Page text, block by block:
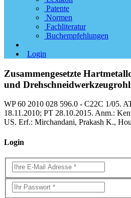
Patente
Normen
Fachliteratur
Buchempfehlungen
Login
Zusammengesetzte
und
WP 60 2010 028 596.0 - C22C 1/05.
18.11.2010; PT 28.10.2015. Anm.:
US. Erf.: Mirchandani, Prakash K.,
Login